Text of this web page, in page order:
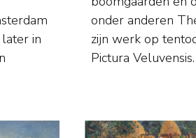
in
hij
Pictura Veluvensis.